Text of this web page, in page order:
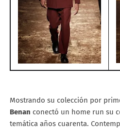
Mostrando su colección por
Benan conectó un home run su
temática años cuarenta.